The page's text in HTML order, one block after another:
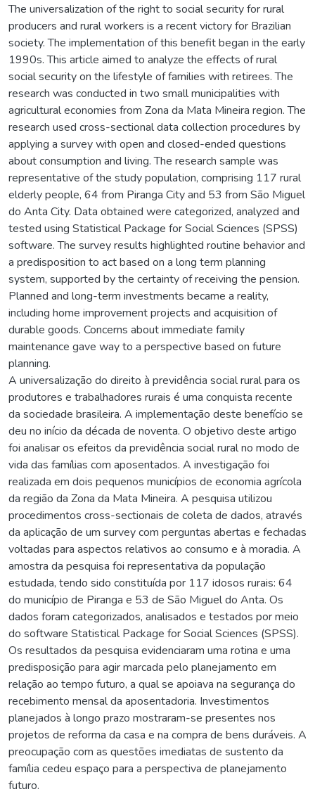
The universalization of the right to social security for rural
producers and rural workers is a recent victory for Brazilian
society. The implementation of this benefit began in the early
1990s. This article aimed to analyze the effects of rural
social security on the lifestyle of families with retirees. The
research was conducted in two small municipalities with
agricultural economies from Zona da Mata Mineira region. The
research used cross-sectional data collection procedures by
applying a survey with open and closed-ended questions
about consumption and living. The research sample was
representative of the study population, comprising 117 rural
elderly people, 64 from Piranga City and 53 from São Miguel
do Anta City. Data obtained were categorized, analyzed and
tested using Statistical Package for Social Sciences (SPSS)
software. The survey results highlighted routine behavior and
a predisposition to act based on a long term planning
system, supported by the certainty of receiving the pension.
Planned and long-term investments became a reality,
including home improvement projects and acquisition of
durable goods. Concerns about immediate family
maintenance gave way to a perspective based on future
planning.
A universalização do direito à previdência social rural para os
produtores e trabalhadores rurais é uma conquista recente
da sociedade brasileira. A implementação deste benefício se
deu no início da década de noventa. O objetivo deste artigo
foi analisar os efeitos da previdência social rural no modo de
vida das famílias com aposentados. A investigação foi
realizada em dois pequenos municípios de economia agrícola
da região da Zona da Mata Mineira. A pesquisa utilizou
procedimentos cross-sectionais de coleta de dados, através
da aplicação de um survey com perguntas abertas e fechadas
voltadas para aspectos relativos ao consumo e à moradia. A
amostra da pesquisa foi representativa da população
estudada, tendo sido constituída por 117 idosos rurais: 64
do município de Piranga e 53 de São Miguel do Anta. Os
dados foram categorizados, analisados e testados por meio
do software Statistical Package for Social Sciences (SPSS).
Os resultados da pesquisa evidenciaram uma rotina e uma
predisposição para agir marcada pelo planejamento em
relação ao tempo futuro, a qual se apoiava na segurança do
recebimento mensal da aposentadoria. Investimentos
planejados à longo prazo mostraram-se presentes nos
projetos de reforma da casa e na compra de bens duráveis. A
preocupação com as questões imediatas de sustento da
família cedeu espaço para a perspectiva de planejamento
futuro.